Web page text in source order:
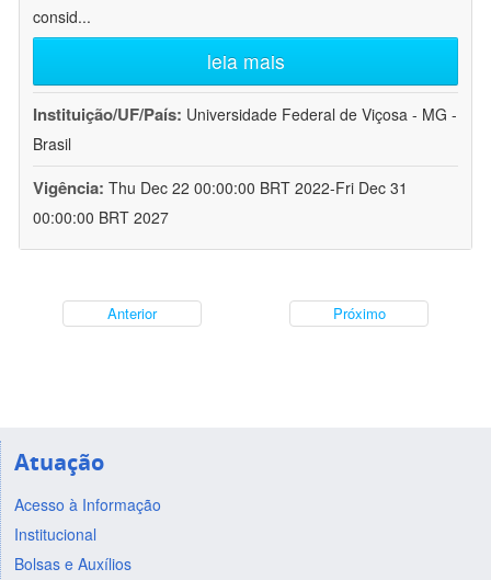
consid...
leia mais
Instituição/UF/País: Universidade Federal de Viçosa - MG -
Brasil
Vigência: Thu Dec 22 00:00:00 BRT 2022-Fri Dec 31
00:00:00 BRT 2027
Anterior Próximo
Atuação
Acesso à Informação
Institucional
Bolsas e Auxílios